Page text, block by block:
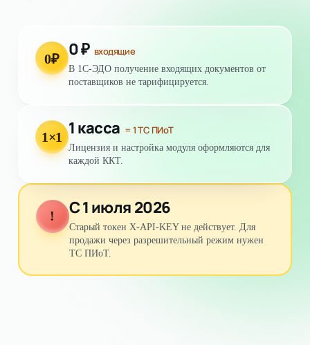
0₽ 0 ₽ входящие
В 1С-ЭДО получение входящих документов от
поставщиков не тарифицируется.
1×1 1 касса = 1 ТС ПИоТ
Лицензия и настройка модуля оформляются для
каждой ККТ.
! С 1 июля 2026
Старый токен X-API-KEY не действует. Для
продажи через разрешительный режим нужен
ТС ПИоТ.